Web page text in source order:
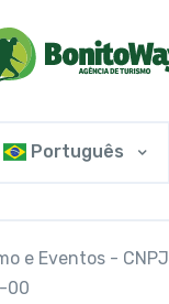
Português
e Eventos - CNPJ
00